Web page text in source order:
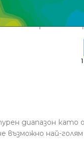
диапазон като
възможно най-